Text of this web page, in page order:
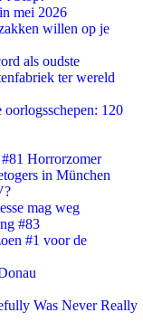
mei 2026
willen op je
als oudste
ter wereld
oorlogsschepen: 120
Horrorzomer
in München
mag weg
#83
#1 voor de
Was Never Really